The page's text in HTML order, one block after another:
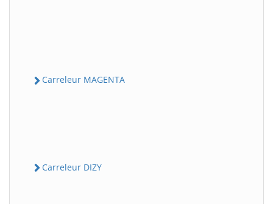
Carreleur MAGENTA
Carreleur DIZY